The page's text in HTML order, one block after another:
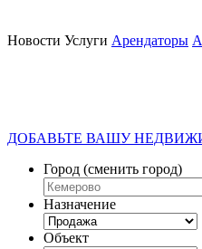
Новости Услуги Арендаторы
ДОБАВЬТЕ ВАШУ
Город (сменить город)
Назначение
Объект